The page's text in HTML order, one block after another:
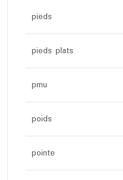
pieds
pieds plats
pmu
poids
pointe